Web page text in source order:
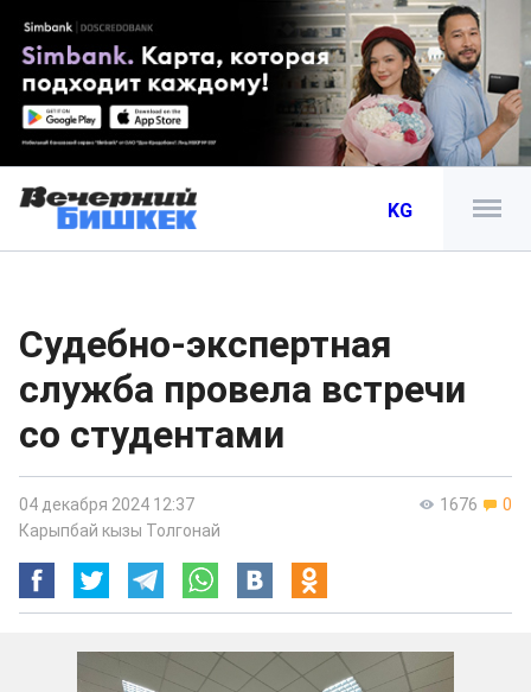
KG
Судебно-экспертная
служба провела встречи
со студентами
1676 0
04 декабря 2024 12:37
Карыпбай кызы Толгонай